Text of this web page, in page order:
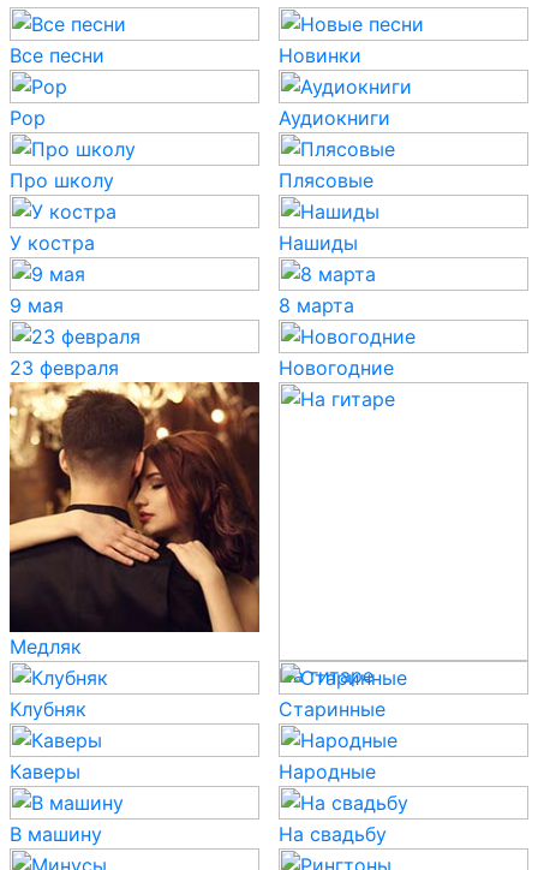
Все песни Новинки
Pop Аудиокниги
Про школу Плясовые
У костра Нашиды
9 мая 8 марта
23 февраля Новогодние
Медляк
На гитаре
Клубняк
Старинные
Каверы Народные
В машину На свадьбу